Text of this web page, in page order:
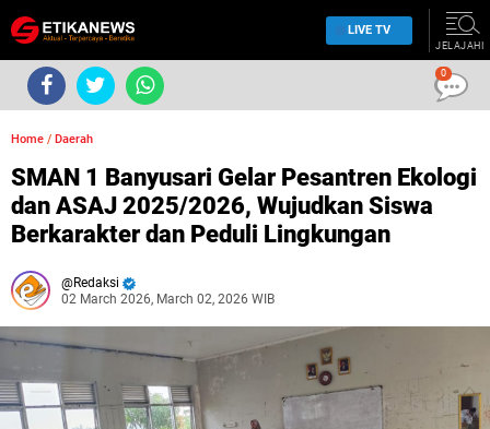
LIVE TV
JELAJAHI
Home / Daerah
SMAN 1 Banyusari Gelar Pesantren Ekologi
dan ASAJ 2025/2026, Wujudkan Siswa
Berkarakter dan Peduli Lingkungan
Redaksi
02 March 2026, March 02, 2026 WIB
0